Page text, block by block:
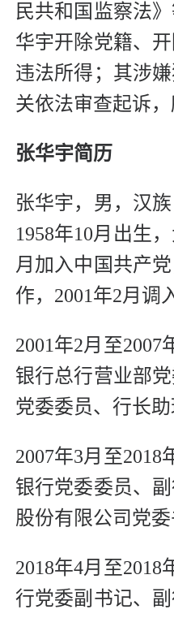
民共和国监察法
华宇开除党籍、
违法所得；其涉
关依法审查起诉，
张华宇简历
张华宇，男，汉
1958年10月出生
月加入中国共产
作，2001年2月调
2001年2月至2007
银行总行营业部
党委委员、行长助
2007年3月至2018
银行党委委员、
股份有限公司党委
2018年4月至2018
行党委副书记、